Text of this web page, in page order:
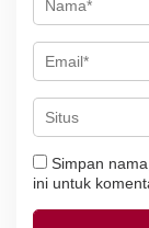
Simpan
ini untuk